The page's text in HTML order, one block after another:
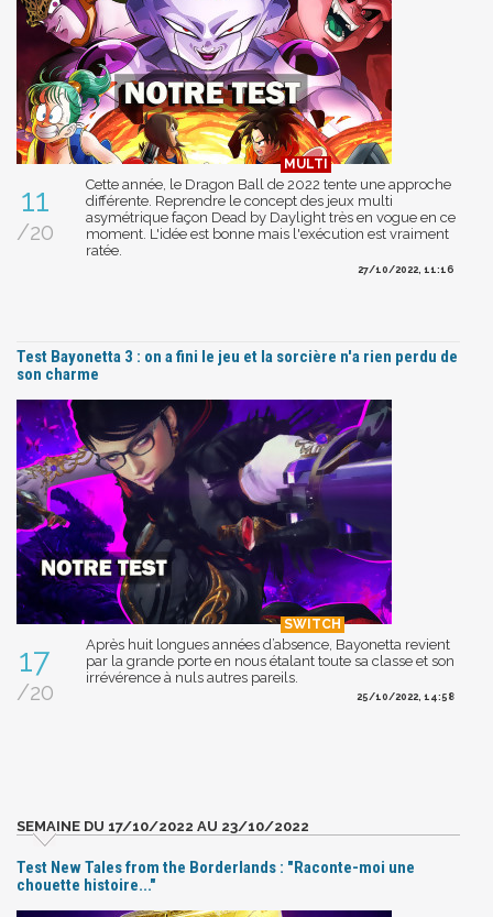
11
/20
Cette année, le Dragon Ball de 2022 tente une approche
différente. Reprendre le concept des jeux multi
asymétrique façon Dead by Daylight très en vogue en ce
moment. L'idée est bonne mais l'exécution est vraiment
ratée.
27/10/2022, 11:16
Test Bayonetta 3 : on a fini le jeu et la sorcière n'a rien perdu de
son charme
17
/20
Après huit longues années d’absence, Bayonetta revient
par la grande porte en nous étalant toute sa classe et son
irrévérence à nuls autres pareils.
25/10/2022, 14:58
SEMAINE DU 17/10/2022 AU 23/10/2022
Test New Tales from the Borderlands : "Raconte-moi une
chouette histoire..."